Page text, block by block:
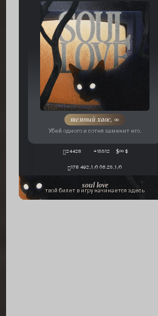
темный хаос, ∞
Убей одного и сотня заменит его.
24428 +15512 ∞ $
178 492,1/0 06.25,1/0
soul love
твой билет в игру начинается здесь